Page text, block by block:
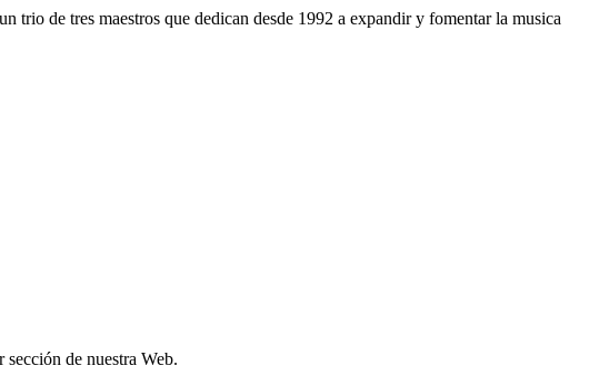
trio de tres maestros que dedican desde 1992 a expandir y fomentar la musica
de nuestra Web.